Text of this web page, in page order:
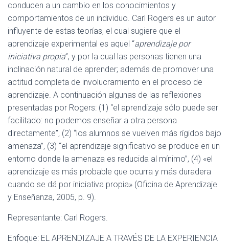
conducen a un cambio en los conocimientos y
comportamientos de un individuo. Carl Rogers es un autor
influyente de estas teorías, el cual sugiere que el
aprendizaje experimental es aquel “aprendizaje por
iniciativa propia”, y por la cual las personas tienen una
inclinación natural de aprender; además de promover una
actitud completa de involucramiento en el proceso de
aprendizaje. A continuación algunas de las reflexiones
presentadas por Rogers: (1) “el aprendizaje sólo puede ser
facilitado: no podemos enseñar a otra persona
directamente”, (2) “los alumnos se vuelven más rígidos bajo
amenaza”, (3) “el aprendizaje significativo se produce en un
entorno donde la amenaza es reducida al mínimo”, (4) «el
aprendizaje es más probable que ocurra y más duradera
cuando se dá por iniciativa propia» (Oficina de Aprendizaje
y Enseñanza, 2005, p. 9).
Representante: Carl Rogers.
Enfoque: EL APRENDIZAJE A TRAVÉS DE LA EXPERIENCIA